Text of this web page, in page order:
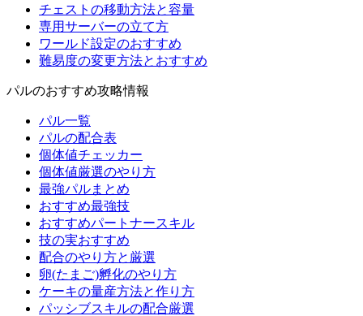
チェストの移動方法と容量
専用サーバーの立て方
ワールド設定のおすすめ
難易度の変更方法とおすすめ
パルのおすすめ攻略情報
パル一覧
パルの配合表
個体値チェッカー
個体値厳選のやり方
最強パルまとめ
おすすめ最強技
おすすめパートナースキル
技の実おすすめ
配合のやり方と厳選
卵(たまご)孵化のやり方
ケーキの量産方法と作り方
パッシブスキルの配合厳選